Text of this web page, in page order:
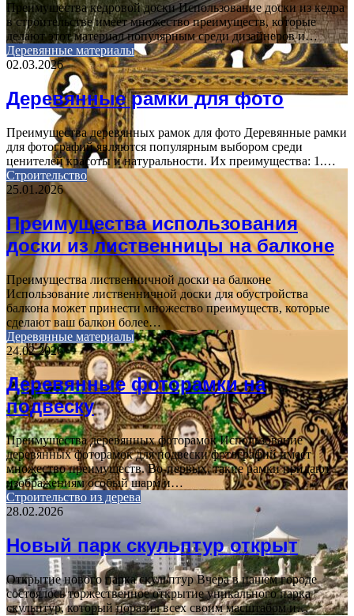
Преимущества кедровой доски Использование доски из кедра
в строительстве имеет множество преимуществ, которые
делают этот материал популярным среди дизайнеров и…
Деревянные материалы
02.03.2026
Деревянные рамки для фото
Преимущества деревянных рамок для фото Деревянные рамки
для фотографий являются популярным выбором среди
ценителей красоты и натуральности. Их преимущества: 1.…
Строительство
25.01.2026
Преимущества использования
доски из лиственницы на балконе
Преимущества лиственничной доски на балконе
Использование лиственничной доски для обустройства
балкона может принести множество преимуществ, которые
сделают ваш балкон более…
Деревянные материалы
24.02.2026
Деревянные фоторамки на
подвеску
Преимущества деревянных фоторамок Использование
деревянных фоторамок для подвески фотографий имеет
множество преимуществ. Во-первых, такие рамки придают
изображениям особый шарм и…
Строительство из дерева
28.02.2026
Новый парк скульптур открыт
Открытие нового парка скульптур Вчера в нашем городе
состоялось торжественное открытие уникального парка
скульптур, который поразил всех своим масштабом и…